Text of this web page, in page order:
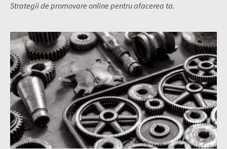
Strategii de promovare online pentru afacerea ta.